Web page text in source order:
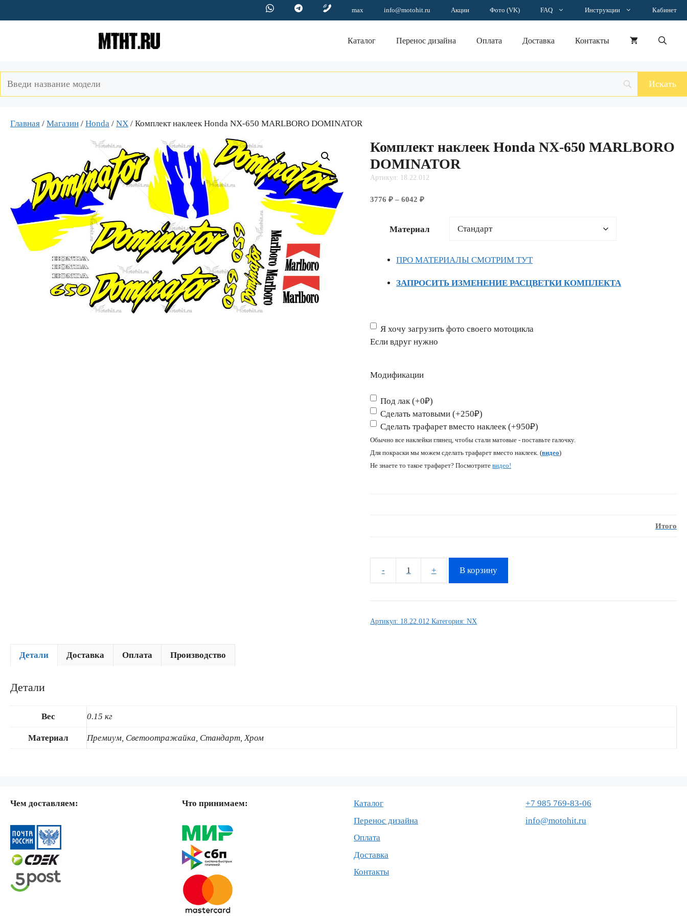
к
max info@motohit.ru Акции Фото (VK) FAQ Инструкции Кабинет
Каталог Перенос дизайна Оплата Доставка Контакты
Главная / Магазин / Honda / NX / Комплект наклеек Honda NX-650 MARLBORO DOMINATOR
Комплект наклеек Honda NX-650 MARLBORO
DOMINATOR
Артикул: 18.22.012
3776₽ – 6042₽Диапазон
–
Материал
ПРО МАТЕРИАЛЫ СМОТРИМ ТУТ
ЗАПРОСИТЬ ИЗМЕНЕНИЕ РАСЦВЕТКИ КОМПЛЕКТА
Если
вдруг
Я хочу загрузить фото своего мотоцикла
Если вдруг нужно
Модификации
Под лак (+0₽)
Сделать матовыми (+250₽)
Сделать трафарет вместо наклеек (+950₽)
Обычно все наклейки глянец, чтобы стали матовые - поставьте галочку.
Для покраски мы можем сделать трафарет вместо наклеек. (видео)
Не знаете то такое трафарет? Посмотритевидео!
Итого
Количество
Комплект
Honda
В корзину
Артикул: 18.22.012 Категория:NX
Детали Доставка Оплата Производство
Детали
Вес 0.15 кг
Материал Премиум, Светоотражайка, Стандарт, Хром
Чем доставляем: Что принимаем:
Каталог
Перенос дизайна
Оплата
Доставка
Контакты
+7 985 769-83-06
info@motohit.ru
6042 ₽